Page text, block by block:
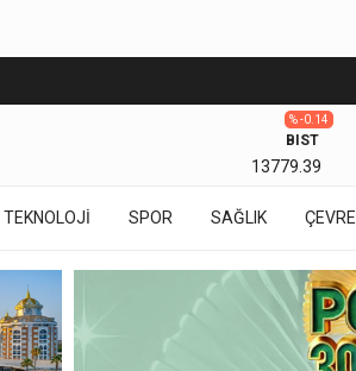
BIST
13779.39
% -0.14
TEKNOLOJİ SPOR SAĞLIK ÇEVRE